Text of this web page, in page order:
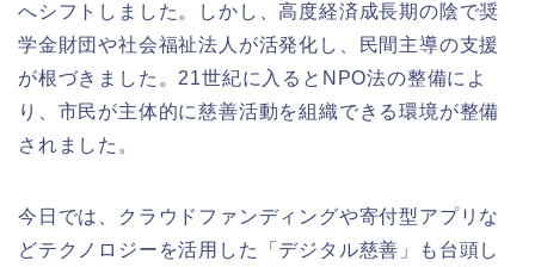
へシフトしました。しかし、高度経済成長期の陰で奨
学金財団や社会福祉法人が活発化し、民間主導の支援
が根づきました。21世紀に入るとNPO法の整備によ
り、市民が主体的に慈善活動を組織できる環境が整備
されました。
今日では、クラウドファンディングや寄付型アプリな
どテクノロジーを活用した「デジタル慈善」も台頭し